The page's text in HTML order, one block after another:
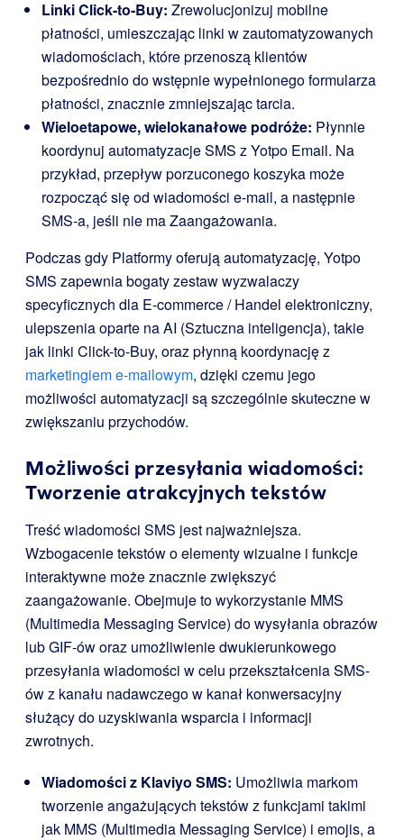
Linki Click-to-Buy: Zrewolucjonizuj mobilne
płatności, umieszczając linki w zautomatyzowanych
wiadomościach, które przenoszą klientów
bezpośrednio do wstępnie wypełnionego formularza
płatności, znacznie zmniejszając tarcia.
Wieloetapowe, wielokanałowe podróże: Płynnie
koordynuj automatyzacje SMS z Yotpo Email. Na
przykład, przepływ porzuconego koszyka może
rozpocząć się od wiadomości e-mail, a następnie
SMS-a, jeśli nie ma Zaangażowania.
Podczas gdy Platformy oferują automatyzację, Yotpo
SMS zapewnia bogaty zestaw wyzwalaczy
specyficznych dla E-commerce / Handel elektroniczny,
ulepszenia oparte na AI (Sztuczna inteligencja), takie
jak linki Click-to-Buy, oraz płynną koordynację z
marketingiem e-mailowym, dzięki czemu jego
możliwości automatyzacji są szczególnie skuteczne w
zwiększaniu przychodów.
Możliwości przesyłania wiadomości:
Tworzenie atrakcyjnych tekstów
Treść wiadomości SMS jest najważniejsza.
Wzbogacenie tekstów o elementy wizualne i funkcje
interaktywne może znacznie zwiększyć
zaangażowanie. Obejmuje to wykorzystanie MMS
(Multimedia Messaging Service) do wysyłania obrazów
lub GIF-ów oraz umożliwienie dwukierunkowego
przesyłania wiadomości w celu przekształcenia SMS-
ów z kanału nadawczego w kanał konwersacyjny
służący do uzyskiwania wsparcia i informacji
zwrotnych.
Wiadomości z Klaviyo SMS: Umożliwia markom
tworzenie angażujących tekstów z funkcjami takimi
jak MMS (Multimedia Messaging Service) i emojis, a